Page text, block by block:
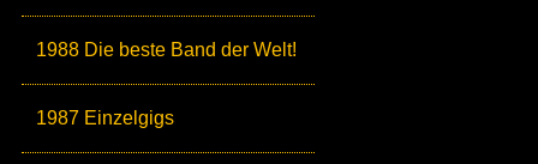
1988 Die beste Band der Welt!
1987 Einzelgigs